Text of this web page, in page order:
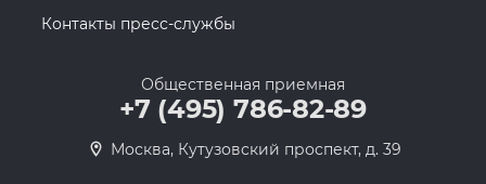
Контакты пресс-службы
Общественная приемная
+7 (495) 786-82-89
Москва, Кутузовский проспект, д. 39